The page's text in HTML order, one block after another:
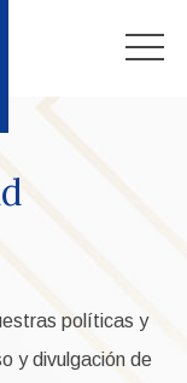
políticas y
y divulgación de